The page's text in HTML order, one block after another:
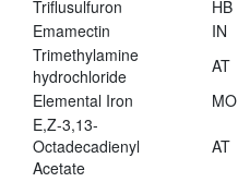
Triflusulfuron
HB
Emamectin
IN
Trimethylamine
hydrochloride
AT
Elemental Iron
MO
E,Z-3,13-
Octadecadienyl
Acetate
AT